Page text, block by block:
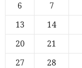
6
7
13
14
20
21
27
28